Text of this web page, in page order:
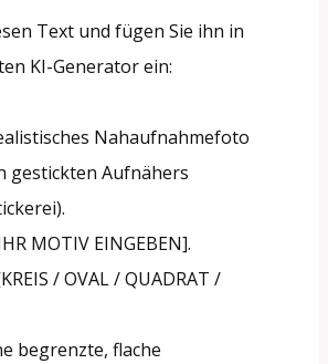
Text und fügen Sie ihn in
KI-Generator ein:
Nahaufnahmefoto
gestickten Aufnähers
MOTIV EINGEBEN].
/ OVAL / QUADRAT /
begrenzte, flache